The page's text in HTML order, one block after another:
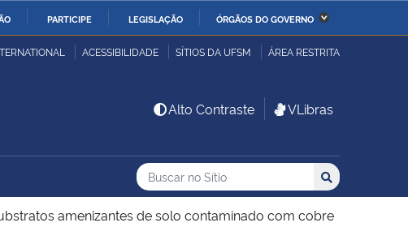
PARTICIPE LEGISLAÇÃO ÓRGÃOS DO GOVERNO
Ministério da Economia Ministério da Infraestrutura
Ministério da Ciência,
Tecnologia, Inovações e
Família e dos Direitos
ACESSIBILIDADE SÍTIOS DA UFSM ÁREA RESTRITA
Alto Contraste VLibras
Busca
Buscar no no Sítio
Busca: Buscar
amenizantes de solo contaminado com cobre